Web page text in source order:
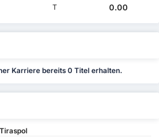
T 0.00
Karriere bereits 0 Titel erhalten.